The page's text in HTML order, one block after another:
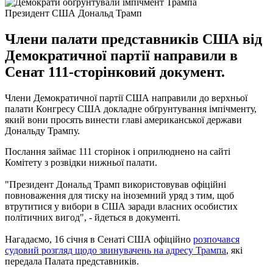
Президент США Дональд Трамп
Члени палати представників США від
Демократичної партії направили в
Сенат 111-сторінковий документ.
Члени Демократичної партії США направили до верхньої
палати Конгресу США докладне обґрунтування імпічменту,
який вони просять винести главі американської держави
Дональду Трампу.
Послання займає 111 сторінок і оприлюднено на сайті
Комітету з розвідки нижньої палати.
"Президент Дональд Трамп використовував офіційні
повноваження для тиску на іноземний уряд з тим, щоб
втрутитися у вибори в США заради власних особистих
політичних вигод", - йдеться в документі.
Нагадаємо, 16 січня в Сенаті США офіційно розпочався
судовий розгляд щодо звинувачень на адресу Трампа, які
передала Палата представників.